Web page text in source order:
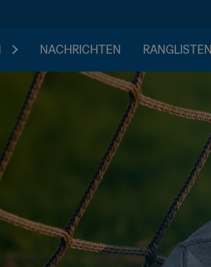
NACHRICHTEN RANGLISTEN